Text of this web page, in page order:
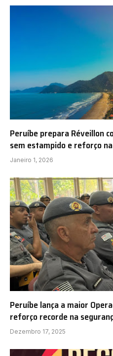
Peruíbe prepara Réveillon
sem estampido e reforço
Janeiro 1, 2026
Peruíbe lança a maior
reforço recorde na
Dezembro 17, 2025